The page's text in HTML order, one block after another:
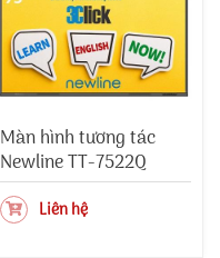
Màn hình tương tác
Newline TT-7522Q
Liên hệ